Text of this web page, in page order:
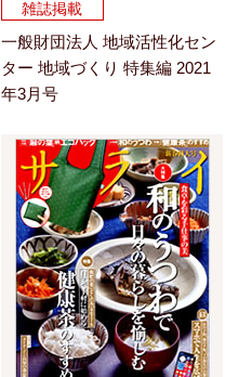
雑誌掲載
一般財団法人 地域活性化セン
ター 地域づくり 特集編 2021
年3月号